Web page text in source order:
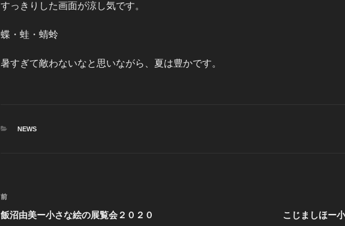
すっきりした画面が涼し気です。
蝶・蛙・蜻蛉
暑すぎて敵わないなと思いながら、夏は豊かです。
カ
NEWS
投
稿
前
の
前
飯沼由美ー小さな絵の展覧会２０２０ こじましほー